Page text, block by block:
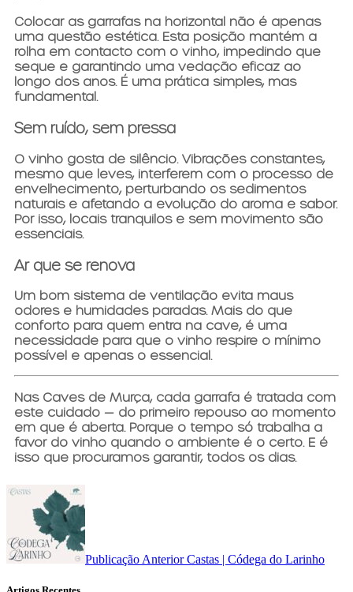
Colocar as garrafas na horizontal não é apenas
uma questão estética. Esta posição mantém a
rolha em contacto com o vinho, impedindo que
seque e garantindo uma vedação eficaz ao
longo dos anos. É uma prática simples, mas
fundamental.
Sem ruído, sem pressa
O vinho gosta de silêncio. Vibrações constantes,
mesmo que leves, interferem com o processo de
envelhecimento, perturbando os sedimentos
naturais e afetando a evolução do aroma e sabor.
Por isso, locais tranquilos e sem movimento são
essenciais.
Ar que se renova
Um bom sistema de ventilação evita maus
odores e humidades paradas. Mais do que
conforto para quem entra na cave, é uma
necessidade para que o vinho respire o mínimo
possível e apenas o essencial.
Nas Caves de Murça, cada garrafa é tratada com
este cuidado — do primeiro repouso ao momento
em que é aberta. Porque o tempo só trabalha a
favor do vinho quando o ambiente é o certo. E é
isso que procuramos garantir, todos os dias.
Publicação AnteriorCastas | Códega do Larinho